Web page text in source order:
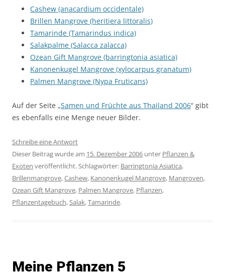
Cashew (anacardium occidentale)
Brillen Mangrove (heritiera littoralis)
Tamarinde (Tamarindus indica)
Salakpalme (Salacca zalacca)
Ozean Gift Mangrove (barringtonia asiatica)
Kanonenkugel Mangrove (xylocarpus granatum)
Palmen Mangrove (Nypa Fruticans)
Auf der Seite „Samen und Früchte aus Thailand 2006“ gibt
es ebenfalls eine Menge neuer Bilder.
Schreibe eine Antwort
Dieser Beitrag wurde am 15. Dezember 2006 unter Pflanzen &
Exoten veröffentlicht. Schlagwörter: Barringtonia Asiatica,
Brillenmangrove,Cashew, Kanonenkugel Mangrove, Mangroven,
Ozean Gift Mangrove, Palmen Mangrove, Pflanzen,
Pflanzentagebuch,Salak,Tamarinde.
Meine Pflanzen 5